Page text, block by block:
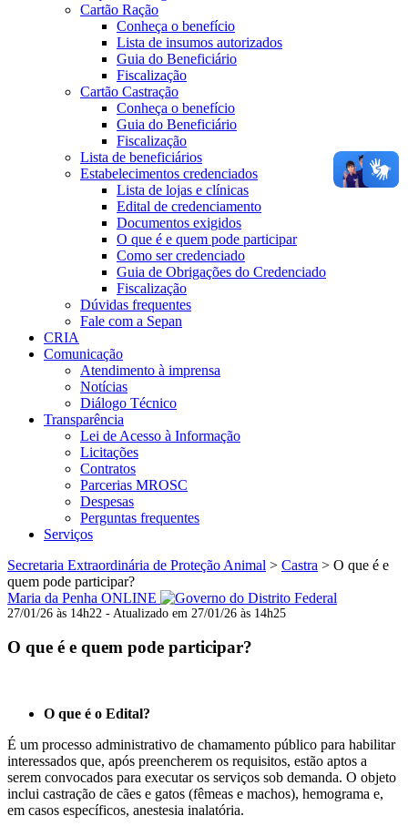
Cartão Ração
Conheça o benefício
Lista de insumos autorizados
Guia do Beneficiário
Fiscalização
Cartão Castração
Conheça o benefício
Guia do Beneficiário
Fiscalização
Lista de beneficiários
Estabelecimentos credenciados
Lista de lojas e clínicas
Edital de credenciamento
Documentos exigidos
O que é e quem pode participar
Como ser credenciado
Guia de Obrigações do Credenciado
Fiscalização
Dúvidas frequentes
Fale com a Sepan
CRIA
Comunicação
Atendimento à imprensa
Notícias
Diálogo Técnico
Transparência
Lei de Acesso à Informação
Licitações
Contratos
Parcerias MROSC
Despesas
Perguntas frequentes
Serviços
Secretaria Extraordinária de Proteção Animal > Castra > O que é e
quem pode participar?
Maria da Penha ONLINE
27/01/26 às 14h22 - Atualizado em 27/01/26 às 14h25
O que é e quem pode participar?
O que é o Edital?
É um processo administrativo de chamamento público para habilitar
interessados que, após preencherem os requisitos, estão aptos a
serem convocados para executar os serviços sob demanda. O objeto
inclui castração de cães e gatos (fêmeas e machos), hemograma e,
em casos específicos, anestesia inalatória.